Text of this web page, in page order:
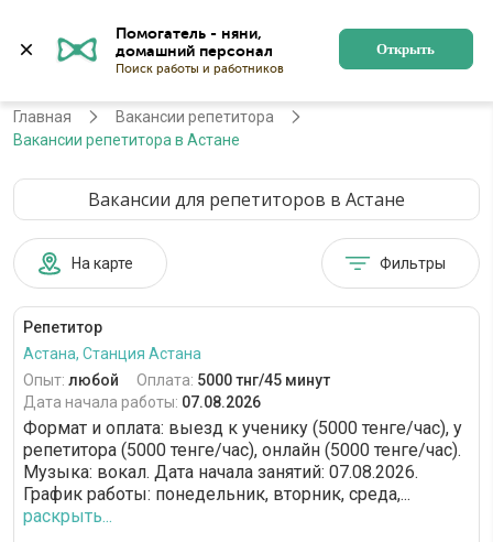
Помогатель - няни,
Поиск работы и работников
Открыть
Астана Регистрация
Главная
Вакансии репетитора
Вакансии репетитора в Астане
Вакансии для репетиторов в Астане
На карте Фильтры
Репетитор
Астана, Станция Астана
Опыт: любой Оплата: 5000 тнг/45 минут
Дата начала работы: 07.08.2026
Формат и оплата: выезд к ученику (5000 тенге/час), у
репетитора (5000 тенге/час), онлайн (5000 тенге/час).
Музыка: вокал. Дата начала занятий: 07.08.2026.
График работы: понедельник, вторник, среда,...
раскрыть...